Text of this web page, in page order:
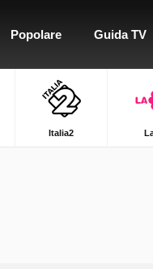
Popolare Guida TV
Italia2